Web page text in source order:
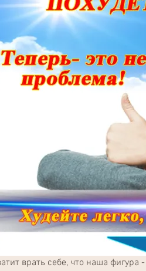
врать себе, что наша фигура